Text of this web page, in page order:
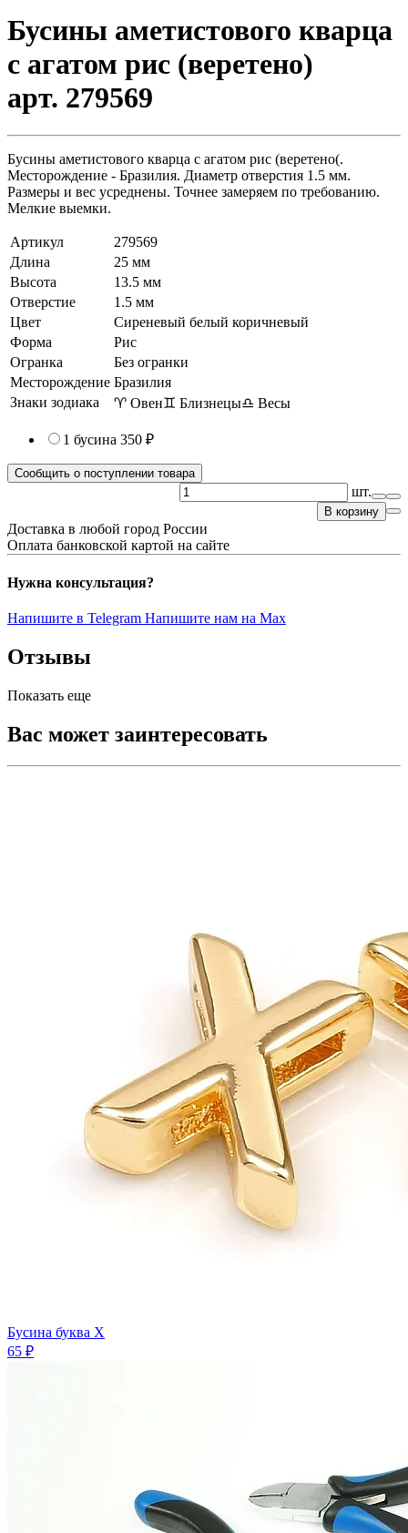
Бусины аметистового кварца
с агатом рис (веретено)
арт. 279569
Бусины аметистового кварца с агатом рис (веретено(.
Месторождение - Бразилия. Диаметр отверстия 1.5 мм.
Размеры и вес усреднены. Точнее замеряем по требованию.
Мелкие выемки.
Артикул
279569
Длина
25 мм
Высота
13.5 мм
Отверстие
1.5 мм
Цвет
Сиреневый белый коричневый
Форма
Рис
Огранка
Без огранки
Месторождение Бразилия
Знаки зодиака
♈ Овен♊ Близнецы♎ Весы
1 бусина 350 ₽
Сообщить о поступлении товара
шт.
В корзину
Доставка в любой город России
Оплата банковской картой на сайте
Нужна консультация?
Напишите в Telegram Напишите нам на Max
Отзывы
Показать еще
Вас может заинтересовать
Бусина буква X
65 ₽